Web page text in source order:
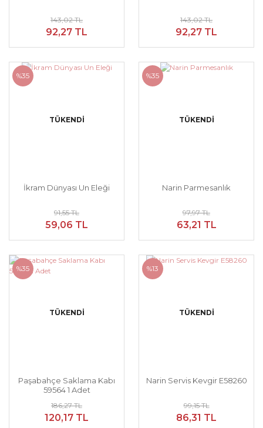
143,02 TL
92,27 TL
143,02 TL
92,27 TL
%35
TÜKENDİ
İkram Dünyası Un Eleği
91,55 TL
59,06 TL
%35
TÜKENDİ
Narin Parmesanlık
97,97 TL
63,21 TL
%35
TÜKENDİ
Paşabahçe Saklama Kabı
59564 1 Adet
186,27 TL
120,17 TL
%13
TÜKENDİ
Narin Servis Kevgir E58260
99,15 TL
86,31 TL